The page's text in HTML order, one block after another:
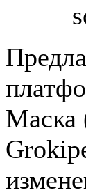
Маска